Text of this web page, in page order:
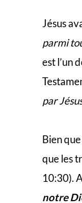
Jésus
parmi
est l’un
par
Bien
que les
10:30).
notre